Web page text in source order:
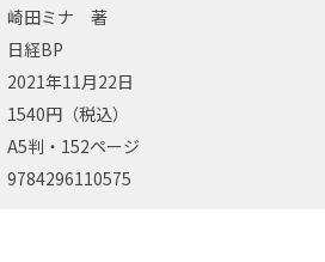
崎田ミナ 著
日経BP
2021年11月22日
1540円（税込）
A5判・152ページ
9784296110575